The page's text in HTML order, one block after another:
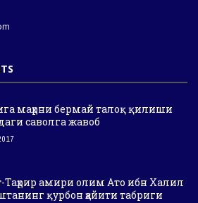
маҳрни бермай талоқ қилиши
саволга жавоб
Таҳрир амири олим Ато ибн Халил
қурбон ҳайити табриги